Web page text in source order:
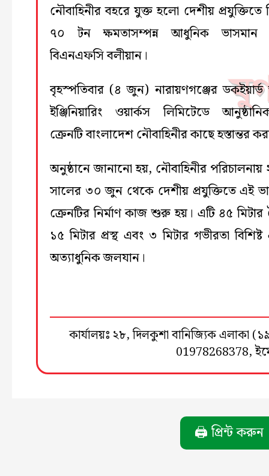
নৌবাহিনীর বহরে যুক্ত হলো দেশীয় প্রযুক্তিতে
৭০ টন ক্ষমতাসম্পন্ন আধুনিক ভাসমান
বিএনএফসি বলীয়ান।
বৃহস্পতিবার (৪ জুন) নারায়ণগঞ্জের ডকইয়ার্ড
ইঞ্জিনিয়ারিং ওয়ার্কস লিমিটেডে
ক্রেনটি বাংলাদেশ নৌবাহিনীর কাছে হস্তান্তর
অনুষ্ঠানে জানানো হয়, নৌবাহিনীর
সালের ৩০ জুন থেকে দেশীয় প্রযুক্তিতে এই
ক্রেনটির নির্মাণ কাজ শুরু হয়। এটি ৪৫ মিটার
১৫ মিটার প্রস্থ এবং ৩ মিটার গভীরতা
অত্যাধুনিক জলযান।
কার্যালয়ঃ ২৮, দিলকুশা বানিজ্যিক
01978268378,
🖨️ প্রিন্ট করুন